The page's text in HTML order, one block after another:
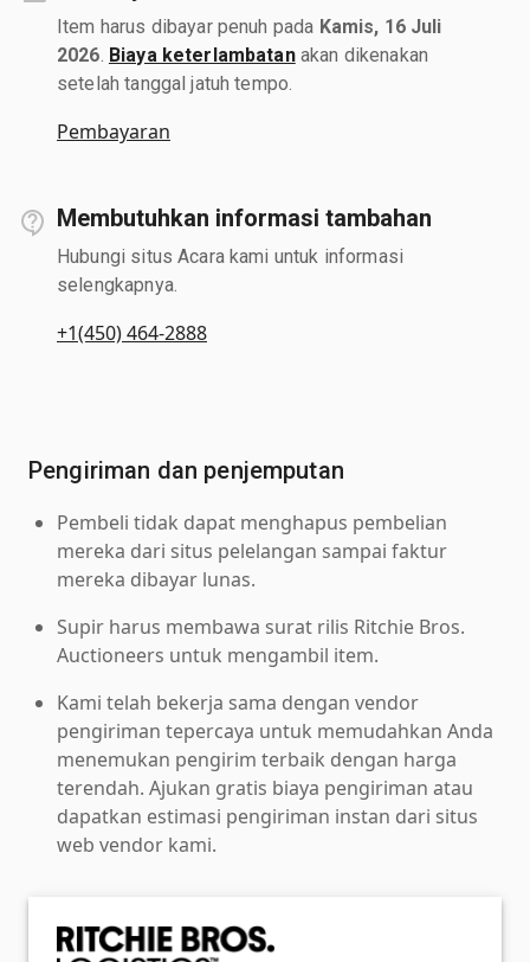
Item harus dibayar penuh pada Kamis, 16 Juli
2026 Biaya keterlambatanakan dikenakan
setelah tanggal jatuh tempo.
Pembayaran
Membutuhkan informasi tambahan
Hubungi situs Acara kami untuk informasi
selengkapnya.
+1(450) 464-2888
Pengiriman dan penjemputan
Pembeli tidak dapat menghapus pembelian
mereka dari situs pelelangan sampai faktur
mereka dibayar lunas.
Supir harus membawa surat rilis Ritchie Bros.
Auctioneers untuk mengambil item.
Kami telah bekerja sama dengan vendor
pengiriman tepercaya untuk memudahkan Anda
menemukan pengirim terbaik dengan harga
terendah. Ajukan gratis biaya pengiriman atau
dapatkan estimasi pengiriman instan dari situs
web vendor kami.